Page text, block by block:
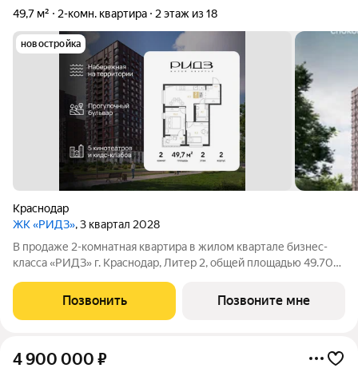
49,7 м²
2-комн. квартира 2 этаж из 18
новостройка
Краснодар
ЖК «РИДЗ», 3 квартал 2028
В продаже 2-комнатная квартира в жилом квартале бизнес-
класса «РИДЗ» г. Краснодар, Литер 2, общей площадью 49.70
объявлении пример отделки от застройщика. Приобретается
отдельно и не входит в
Позвонить Позвоните мне
4 900 000 ₽